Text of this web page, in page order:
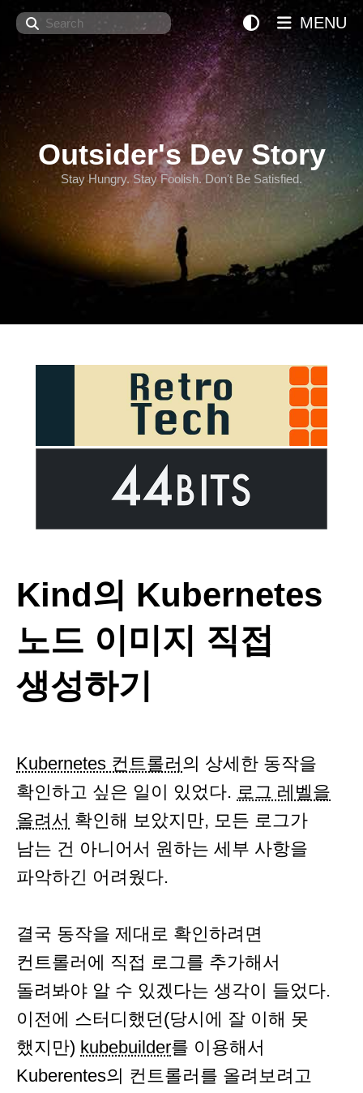
Search
Outsider's Dev Story
Stay Hungry. Stay Foolish. Don't Be Satisfied.
MENU
Kind의 Kubernetes
노드 이미지 직접
생성하기
Kubernetes 컨트롤러의 상세한 동작을
확인하고 싶은 일이 있었다. 로그 레벨을
올려서 확인해 보았지만, 모든 로그가
남는 건 아니어서 원하는 세부 사항을
파악하긴 어려웠다.
결국 동작을 제대로 확인하려면
컨트롤러에 직접 로그를 추가해서
돌려봐야 알 수 있겠다는 생각이 들었다.
이전에 스터디했던(당시에 잘 이해 못
했지만) kubebuilder를 이용해서
Kuberentes의 컨트롤러를 올려보려고